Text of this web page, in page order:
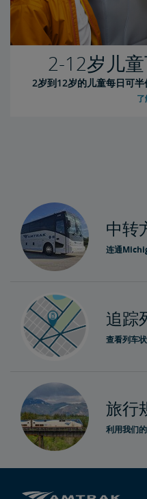
2-12岁儿
2岁到12岁的儿童每日可半
中转
连通
追踪
查看列车
旅行
利用我们